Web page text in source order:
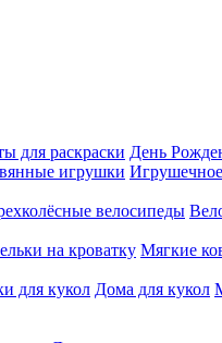
для раскраски День
игрушки
велосипеды
на кроватку Мягкие
для кукол Дома для кукол